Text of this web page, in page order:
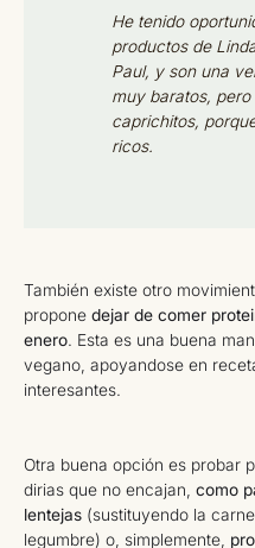
He tenido
productos de
Paul, y son una
muy baratos,
caprichitos,
ricos.
También existe otro
propone dejar de comer
enero. Esta es una buena
vegano, apoyandose en
interesantes.
Otra buena opción es probar
dirias que no encajan, como
lentejas (sustituyendo la
legumbre) o, simplemente,